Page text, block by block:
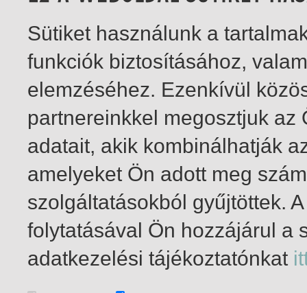
1-1 / összesen 1 találat
Sütiket használunk a
funkciók biztosításához,
elemzéséhez. Ezenkívül
partnereinkkel megosztjuk
adatait, akik kombinálhatják
amelyeket Ön adott meg
szolgáltatásokból gyűjtöttek.
folytatásával Ön hozzájárul a
adatkezelési tájékoztatónkat